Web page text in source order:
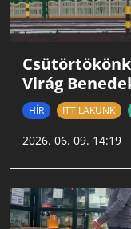
Virág
HÍR ITT LAKUNK
2026. 06. 09. 14:19